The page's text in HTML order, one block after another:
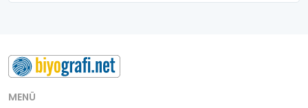
buluş
bürokrat
MENÜ